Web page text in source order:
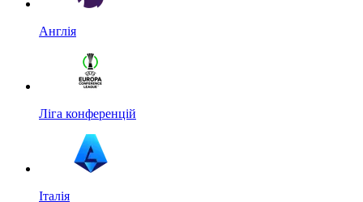
Англія
Ліга конференцій
Італія